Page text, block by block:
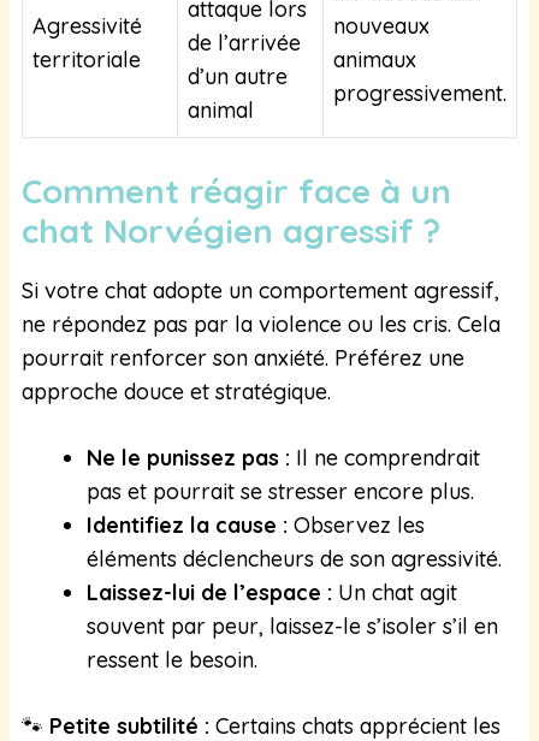
Agressivité
territoriale
attaque lors
de l’arrivée
d’un autre
animal
nouveaux
animaux
progressivement.
Comment réagir face à un
chat Norvégien agressif ?
Si votre chat adopte un comportement agressif,
ne répondez pas par la violence ou les cris. Cela
pourrait renforcer son anxiété. Préférez une
approche douce et stratégique.
Ne le punissez pas : Il ne comprendrait
pas et pourrait se stresser encore plus.
Identifiez la cause : Observez les
éléments déclencheurs de son agressivité.
Laissez-lui de l’espace : Un chat agit
souvent par peur, laissez-le s’isoler s’il en
ressent le besoin.
🐾 Petite subtilité : Certains chats apprécient les